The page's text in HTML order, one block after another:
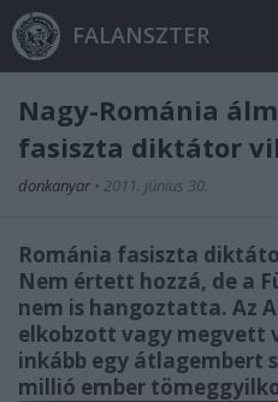
FALANSZTER
Nagy-Románia
fasiszta diktátor
donkanyar • 2011. június 30.
Románia fasiszta
Nem értett hozzá, de a
nem is hangoztatta. Az
elkobzott vagy megvett
inkább egy átlagembert
millió ember